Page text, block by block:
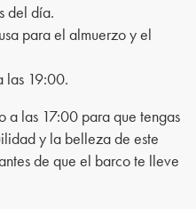
del día.
para el almuerzo y el
las 19:00.
a las 17:00 para que tengas
y la belleza de este
de que el barco te lleve